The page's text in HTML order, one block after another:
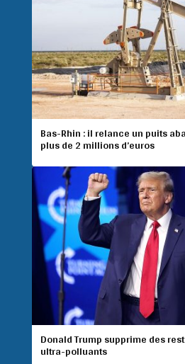
Bas-Rhin : il relance un puits
plus de 2 millions d’euros
Donald Trump supprime des
ultra-polluants